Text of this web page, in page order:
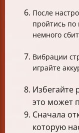
После
пройтись по
немного
Вибрации
играйте
Избегайте
это может
Сначала
которую